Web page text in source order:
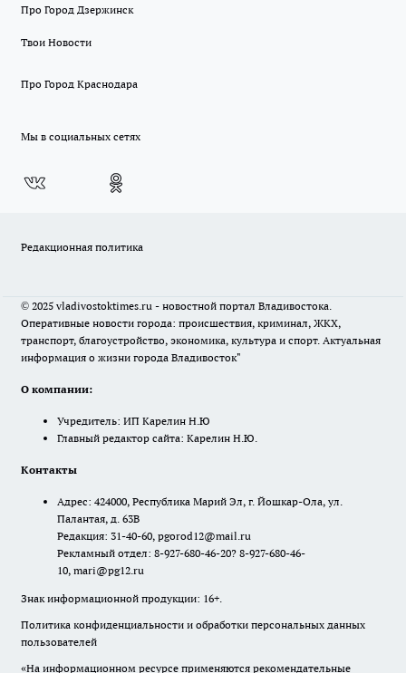
Про Город Дзержинск
Твои Новости
Про Город Краснодара
Мы в социальных сетях
Редакционная политика
© 2025 vladivostoktimes.ru - новостной портал Владивостока.
Оперативные новости города: происшествия, криминал, ЖКХ,
транспорт, благоустройство, экономика, культура и спорт. Актуальная
информация о жизни города Владивосток"
О компании:
Учредитель: ИП Карелин Н.Ю
Главный редактор сайта: Карелин Н.Ю.
Контакты
Адрес: 424000, Республика Марий Эл, г. Йошкар-Ола, ул.
Палантая, д. 63В
Редакция: 31-40-60, pgorod12@mail.ru
Рекламный отдел: 8-927-680-46-20? 8-927-680-46-
10, mari@pg12.ru
Знак информационной продукции: 16+.
Политика конфиденциальности и обработки персональных данных
пользователей
«На информационном ресурсе применяются рекомендательные